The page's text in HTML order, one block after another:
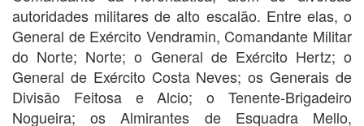
autoridades militares de alto escalão. Entre elas, o
General de Exército Vendramin, Comandante Militar
do Norte; Norte; o General de Exército Hertz; o
General de Exército Costa Neves; os Generais de
Divisão Feitosa e Alcio; o Tenente-Brigadeiro
Nogueira; os Almirantes de Esquadra Mello,